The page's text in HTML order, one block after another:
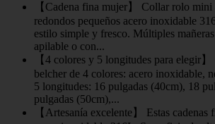
【Cadena fina mujer】 Collar rolo mini
redondos pequeños acero inoxidable
estilo simple y fresco. Múltiples
apilable o con...
【4 colores y 5 longitudes para elegir
belcher de 4 colores: acero inoxidable,
5 longitudes: 16 pulgadas (40cm), 18
pulgadas (50cm),...
【Artesanía excelente】 Estas cadenas